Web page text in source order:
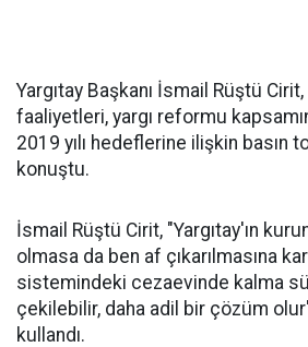
Yargıtay Başkanı İsmail Rüştü Cirit,
faaliyetleri, yargı reformu
2019 yılı hedeflerine ilişkin basın
konuştu.
İsmail Rüştü Cirit, "Yargıtay'ın
olmasa da ben af çıkarılmasına
sistemindeki cezaevinde kalma
çekilebilir, daha adil bir çözüm
kullandı.